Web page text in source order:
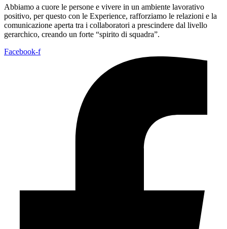
Abbiamo a cuore le persone e vivere in un ambiente lavorativo
positivo, per questo con le Experience, rafforziamo le relazioni e la
comunicazione aperta tra i collaboratori a prescindere dal livello
gerarchico, creando un forte “spirito di squadra”.
Facebook-f